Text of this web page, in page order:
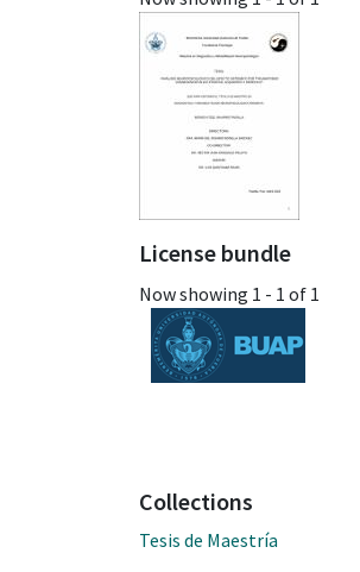
License bundle
Now showing 1 - 1 of 1
Collections
Tesis de Maestría